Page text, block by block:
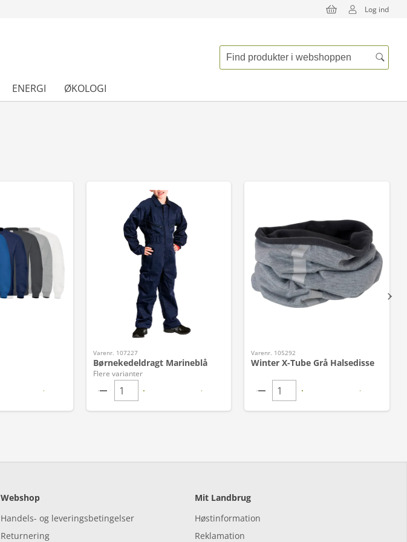
Log ind
ENERGI ØKOLOGI
Varenr. 107227
Børnekedeldragt Marineblå
Flere varianter
Varenr. 105292
Winter X-Tube Grå Halsedisse
Webshop
Handels- og leveringsbetingelser
Returnering
Mit Landbrug
Høstinformation
Reklamation